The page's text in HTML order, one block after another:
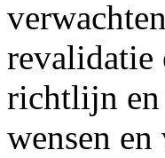
revalidatie
richtlijn en
wensen